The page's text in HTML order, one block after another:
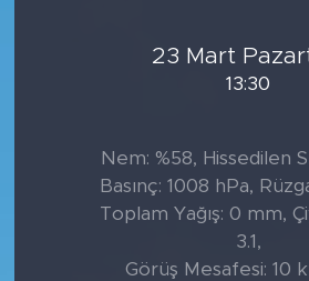
23 Mart
13:30
Nem: %58, Hissedilen
Basınç: 1008 hPa,
Toplam Yağış: 0 mm,
3.1,
Görüş Mesafesi: 10